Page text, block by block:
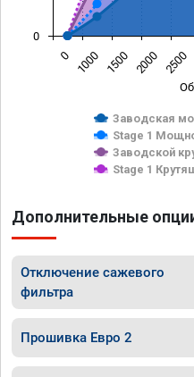
Заводская
Stage 1
Заводской
Stage 1
0 1000 1500 2000 2500
0
Дополнительные
Отключение сажевого
фильтра
Прошивка Евро 2